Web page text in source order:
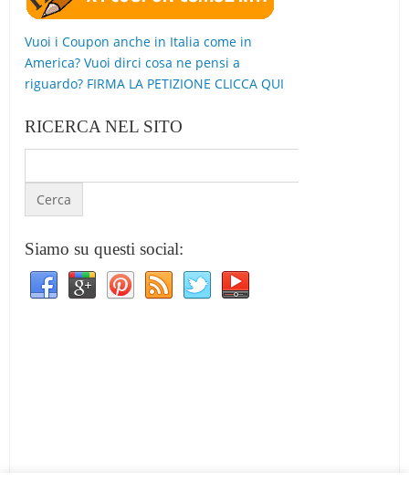
Vuoi i Coupon anche in Italia come in
America? Vuoi dirci cosa ne pensi a
riguardo? FIRMA LA PETIZIONE CLICCA QUI
RICERCA NEL SITO
Siamo su questi social: